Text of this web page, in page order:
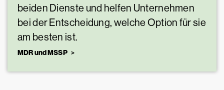
beiden Dienste und helfen Unternehmen
bei der Entscheidung, welche Option für sie
am besten ist.
MDR und MSSP